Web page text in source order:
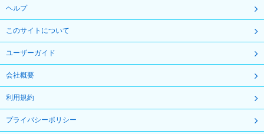
ヘルプ
このサイトについて
ユーザーガイド
会社概要
利用規約
プライバシーポリシー